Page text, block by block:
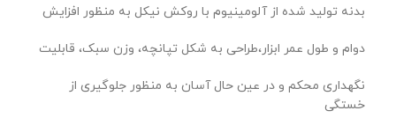
بدنه تولید شده از آلومینیوم با روکش نیکل به منظور افزایش
دوام و طول عمر ابزار،طراحی به شکل تپانچه، وزن سبک، قابلیت
نگهداری محکم و در عین حال آسان به منظور جلوگیری از
خستگی